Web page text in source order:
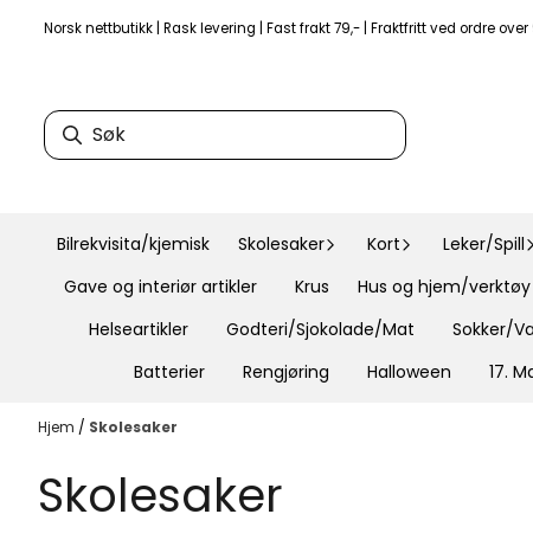
Hopp til innhold
Norsk nettbutikk | Rask levering | Fast frakt 79,- | Fraktfritt ved ordre
Bilrekvisita/kjemisk Skolesaker Kort Leker/Spill
Gave og interiør artikler
Krus Hus og hjem/
Helseartikler
Godteri/Sjokolade/Mat Sokker/
Batterier
Rengjøring Halloween 17.
Hjem / Skolesaker
Skolesaker